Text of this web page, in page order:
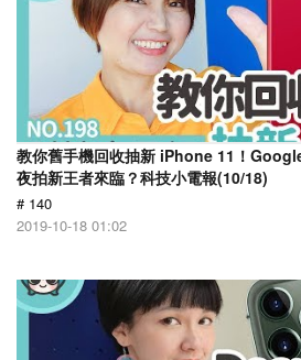
教你舊手機回收抽新 iPhone 11！
夜拍新王者來臨？科技小電報(10/18)
# 140
2019-10-18 01:02